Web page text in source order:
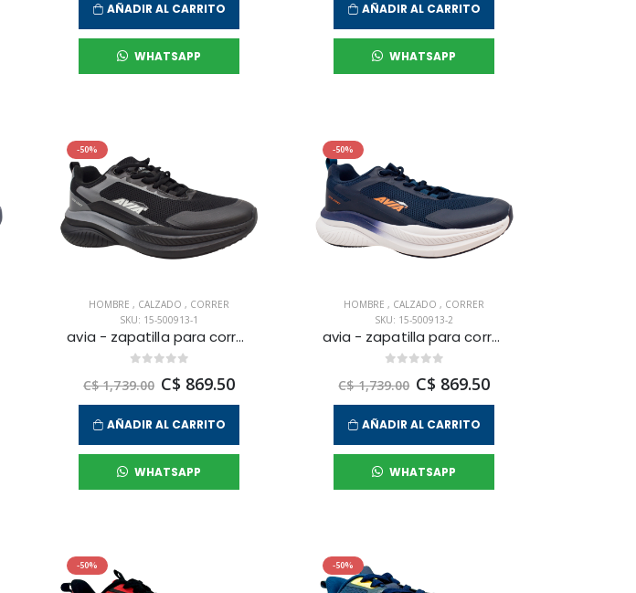
AÑADIR AL CARRITO
WHATSAPP
AÑADIR AL CARRITO
WHATSAPP
-50%
HOMBRE , CALZADO , CORRER
SKU: 15-500913-1
avia - zapatilla para correr vega para hombre
C$ 1,739.00 C$ 869.50
AÑADIR AL CARRITO
WHATSAPP
-50%
HOMBRE, CALZADO, CORRER
SKU: 15-500913-2
avia - zapatilla para correr vega para hombre
C$ 1,739.00 C$ 869.50
AÑADIR AL CARRITO
WHATSAPP
-50% -50%